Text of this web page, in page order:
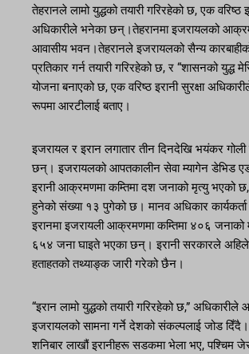
तेहरानले लामो युद्धको तयारी गरिरहेको छ, एक वरिष्ठ
अधिकारीले भनेका छन्।तेहरानमा इजरायलको
आवासीय भवन।तेहरानले इजरायलको सैन्य
प्रतिकार गर्न तयारी गरिरहेको छ, र “शासनको युद्ध
योजना बनाएको छ, एक वरिष्ठ इरानी सुरक्षा
रूपमा आरटीलाई बताए।
इजरायल र इरान लगातार तीन दिनदेखि भयंकर गोली
छन्। इजरायलको आपतकालीन सेवा म्यागेन डेभिड
इरानी आक्रमणमा कम्तिमा दश जनाको मृत्यु भएको
हुनेको संख्या १३ पुगेको छ। मानव अधिकार
इरानमा इजरायली आक्रमणमा कम्तिमा ४०६
६५४ जना घाइते भएका छन्। इरानी सरकारले
हताहतको तथ्याङ्क जारी गरेको छैन।
“इरान लामो युद्धको तयारी गरिरहेको छ,”
इजरायलको सामना गर्ने देशको संकल्पलाई जोड
शनिबार लाखौं इरानीहरू सडकमा भेला भए, पश्चिम